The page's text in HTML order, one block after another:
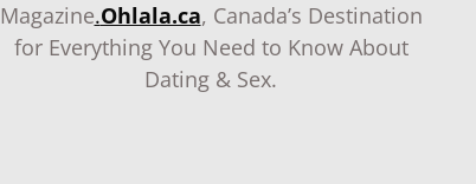
Magazine.Ohlala.ca, Canada’s Destination
for Everything You Need to Know About
Dating & Sex.